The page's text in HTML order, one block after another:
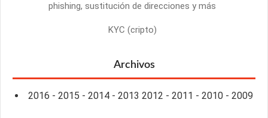
phishing, sustitución de direcciones y más
KYC (cripto)
Archivos
2016 - 2015 - 2014 - 2013 2012 - 2011 - 2010 - 2009